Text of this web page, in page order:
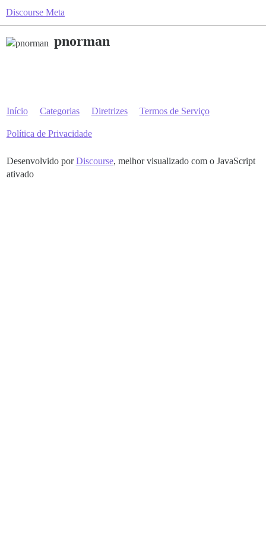
Discourse Meta
pnorman
Início Categorias Diretrizes Termos de Serviço
Política de Privacidade
Desenvolvido porDiscourse, melhor visualizado com o JavaScript
ativado